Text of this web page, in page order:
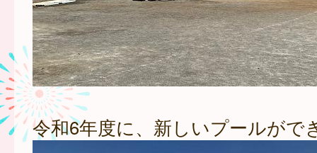
令和6年度に、新しいプールがで